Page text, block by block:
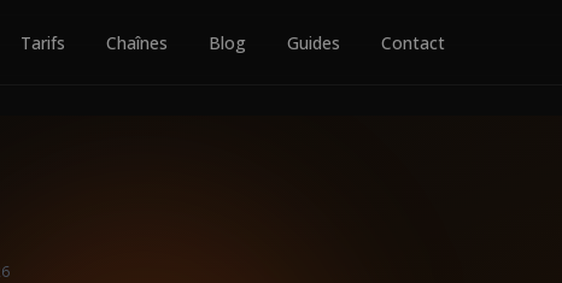
Tarifs Chaînes Blog Guides Contact